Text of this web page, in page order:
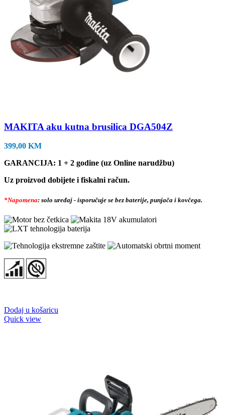
MAKITA aku kutna brusilica DGA504Z
399,00 KM
GARANCIJA: 1 + 2 godine (uz Online narudžbu)
Uz proizvod dobijete i fiskalni račun.
*Napomena: solo uređaj - isporučuje se bez baterije, punjača i kovčega.
Dodaj u košaricu
Quick view